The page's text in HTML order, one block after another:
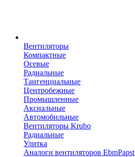
Вентиляторы
Компактные
Осевые
Радиальные
Тангенциальные
Центробежные
Промышленные
Аксиальные
Автомобильные
Вентиляторы Krubo
Радиальные
Улитка
Аналоги вентиляторов EbmPapst